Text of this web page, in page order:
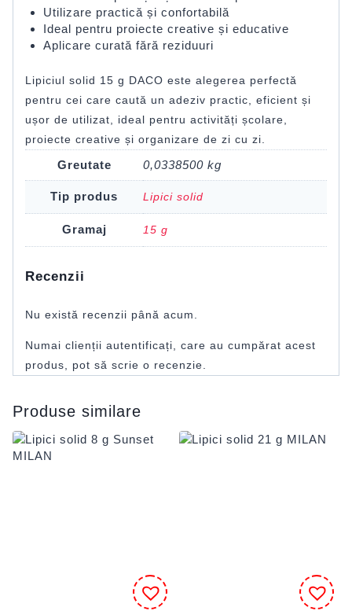
Utilizare practică și confortabilă
Ideal pentru proiecte creative și educative
Aplicare curată fără reziduuri
Lipiciul solid 15 g DACO este alegerea perfectă
pentru cei care caută un adeziv practic, eficient și
ușor de utilizat, ideal pentru activități școlare,
proiecte creative și organizare de zi cu zi.
Greutate 0,0338500 kg
Tip produs Lipici solid
Gramaj 15 g
Recenzii
Nu există recenzii până acum.
Numai clienții autentificați, care au cumpărat acest
produs, pot să scrie o recenzie.
Produse similare